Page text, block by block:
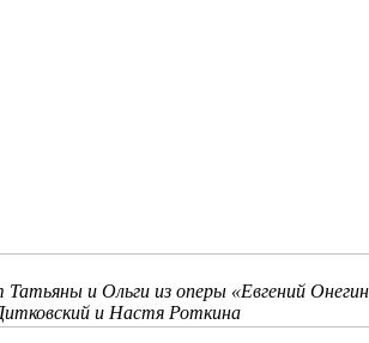
Татьяны и Ольги из оперы «Евгений
и Настя Роткина